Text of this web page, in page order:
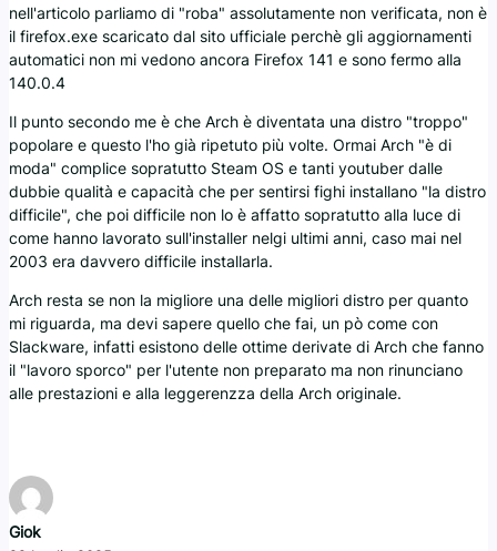
nell'articolo parliamo di "roba" assolutamente non verificata, non è
il firefox.exe scaricato dal sito ufficiale perchè gli aggiornamenti
automatici non mi vedono ancora Firefox 141 e sono fermo alla
140.0.4
Il punto secondo me è che Arch è diventata una distro "troppo"
popolare e questo l'ho già ripetuto più volte. Ormai Arch "è di
moda" complice sopratutto Steam OS e tanti youtuber dalle
dubbie qualità e capacità che per sentirsi fighi installano "la distro
difficile", che poi difficile non lo è affatto sopratutto alla luce di
come hanno lavorato sull'installer nelgi ultimi anni, caso mai nel
2003 era davvero difficile installarla.
Arch resta se non la migliore una delle migliori distro per quanto
mi riguarda, ma devi sapere quello che fai, un pò come con
Slackware, infatti esistono delle ottime derivate di Arch che fanno
il "lavoro sporco" per l'utente non preparato ma non rinunciano
alle prestazioni e alla leggerenzza della Arch originale.
Giok